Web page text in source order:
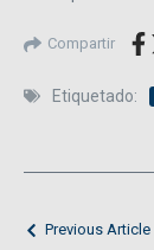
Compartir
Etiquetado:
Previous Article